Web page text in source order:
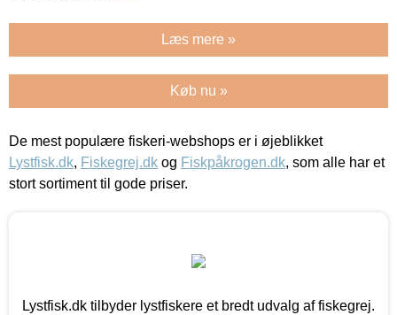
Læs mere »
Køb nu »
De mest populære fiskeri-webshops er i øjeblikket
Lystfisk.dk, Fiskegrej.dk og Fiskpåkrogen.dk, som alle har et
stort sortiment til gode priser.
Lystfisk.dk tilbyder lystfiskere et bredt udvalg af fiskegrej.